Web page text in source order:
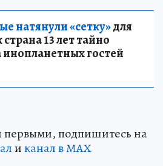
натянули «сетку»для
13 лет тайно
инопланетных гостей
первыми, подпишитесь на
иканал в МАХ